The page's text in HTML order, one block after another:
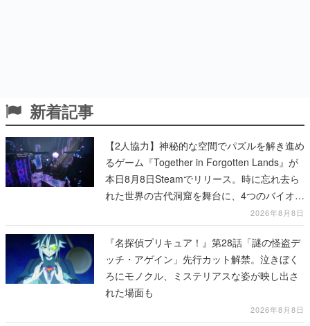
新着記事
【2人協力】神秘的な空間でパズルを解き進め
るゲーム『Together in Forgotten Lands』が
本日8月8日Steamでリリース。時に忘れ去ら
れた世界の古代洞窟を舞台に、4つのバイオー
2026年8月8日
『名探偵プリキュア！』第28話「謎の怪盗デ
ッチ・アゲイン」先行カット解禁。泣きぼく
ろにモノクル、ミステリアスな姿が映し出さ
れた場面も
2026年8月8日